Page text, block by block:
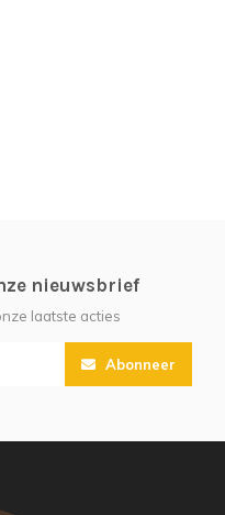
nieuwsbrief
laatste acties
Abonneer